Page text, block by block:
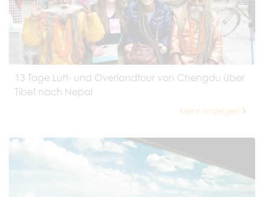
13 Tage Luft- und Overlandtour von Chengdu über
Tibet nach Nepal
Mehr anzeigen